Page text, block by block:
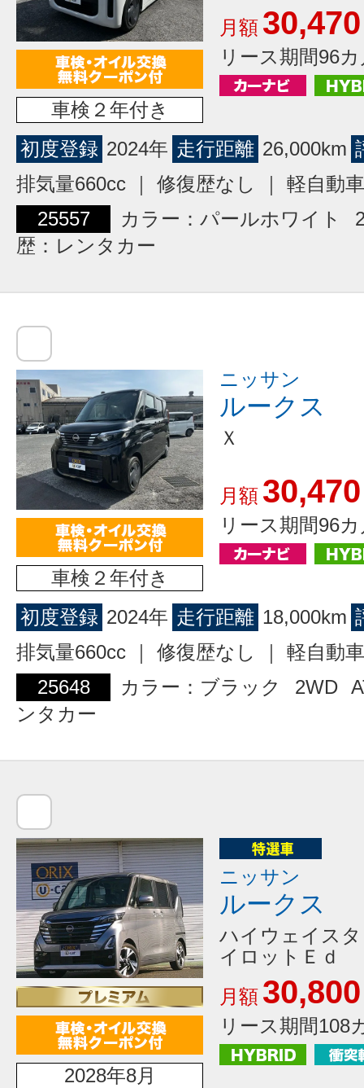
車検２年付き
月額 30,470
リース期間96
初度登録 2024年 走行距離 26,000km
排気量660cc ｜ 修復歴なし ｜ 軽自動車
25557
カラー：パールホワイト
歴：レンタカー
車検２年付き
ニッサン
ルークス
Ｘ
月額 30,470
リース期間96
初度登録 2024年 走行距離 18,000km
排気量660cc ｜ 修復歴なし ｜ 軽自動車
25648
カラー：ブラック 2WD
ンタカー
2028年8月
ニッサン
ルークス
ハイウェイス
イロットＥｄ
月額 30,800
リース期間108